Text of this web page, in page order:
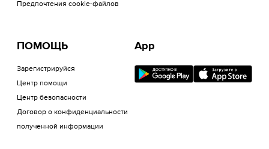
Предпочтения cookie-файлов
ПОМОЩЬ
Зарегистрируйся
Центр помощи
Центр безопасности
Договор о конфиденциальности
полученной информации
App